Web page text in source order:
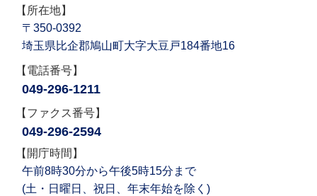
【所在地】
〒350-0392
埼玉県比企郡鳩山町大字大豆戸184番地16
【電話番号】
049-296-1211
【ファクス番号】
049-296-2594
【開庁時間】
午前8時30分から午後5時15分まで
(土・日曜日、祝日、年末年始を除く)